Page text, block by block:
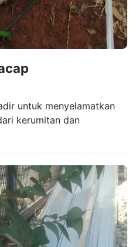
untuk menyelamatkan
kerumitan dan